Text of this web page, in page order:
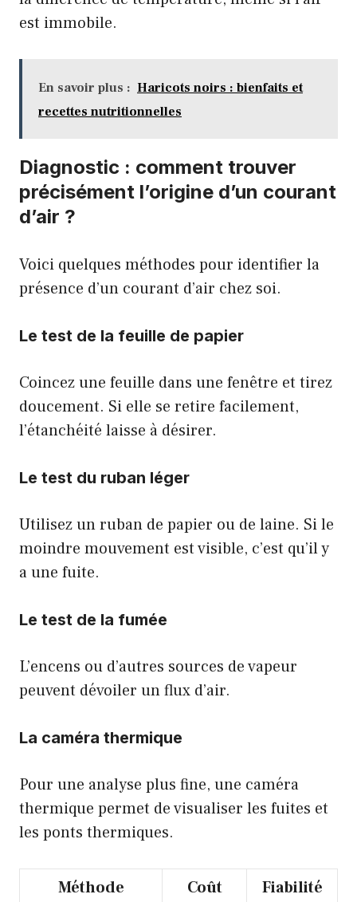
est immobile.
En savoir plus : Haricots noirs : bienfaits et
recettes nutritionnelles
Diagnostic : comment trouver
précisément l’origine d’un courant
d’air ?
Voici quelques méthodes pour identifier la
présence d’un courant d’air chez soi.
Le test de la feuille de papier
Coincez une feuille dans une fenêtre et tirez
doucement. Si elle se retire facilement,
l’étanchéité laisse à désirer.
Le test du ruban léger
Utilisez un ruban de papier ou de laine. Si le
moindre mouvement est visible, c’est qu’il y
a une fuite.
Le test de la fumée
L’encens ou d’autres sources de vapeur
peuvent dévoiler un flux d’air.
La caméra thermique
Pour une analyse plus fine, une caméra
thermique permet de visualiser les fuites et
les ponts thermiques.
Méthode Coût
Fiabilité